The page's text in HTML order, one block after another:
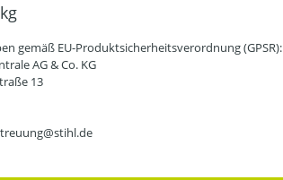
gemäß EU-Produktsicherheitsverordnung (GPSR):
AG & Co. KG
13